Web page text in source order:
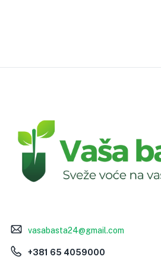
vasabasta24@gmail.com
+381 65 4059000